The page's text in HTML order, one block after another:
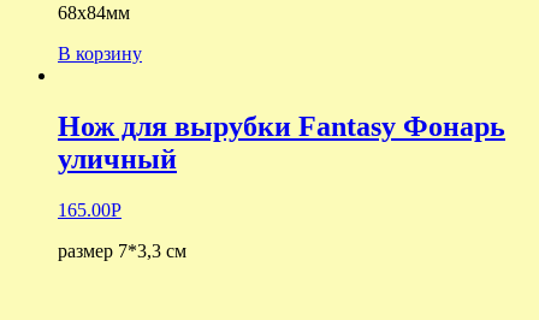
68х84мм
В корзину
Нож для вырубки Fantasy Фонарь
уличный
165.00Р
размер 7*3,3 см